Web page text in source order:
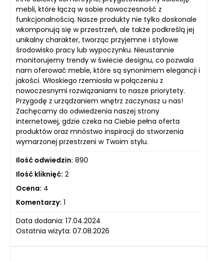
mebli, które łączą w sobie nowoczesność z
funkcjonalnością. Nasze produkty nie tylko doskonale
wkomponują się w przestrzeń, ale także podkreślą jej
unikalny charakter, tworząc przyjemne i stylowe
środowisko pracy lub wypoczynku. Nieustannie
monitorujemy trendy w świecie designu, co pozwala
nam oferować meble, które są synonimem elegancji i
jakości. Włoskiego rzemiosła w połączeniu z
nowoczesnymi rozwiązaniami to nasze priorytety.
Przygodę z urządzaniem wnętrz zaczynasz u nas!
Zachęcamy do odwiedzenia naszej strony
internetowej, gdzie czeka na Ciebie pełna oferta
produktów oraz mnóstwo inspiracji do stworzenia
wymarzonej przestrzeni w Twoim stylu.
Ilość odwiedzin: 890
Ilość kliknięć: 2
Ocena: 4
Komentarzy: 1
Data dodania: 17.04.2024
Ostatnia wizyta: 07.08.2026